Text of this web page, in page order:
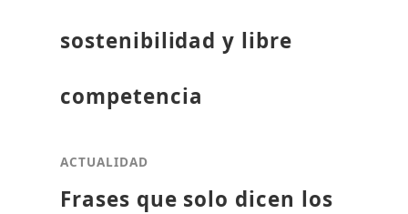
sostenibilidad y libre
competencia
ACTUALIDAD
Frases que solo dicen los